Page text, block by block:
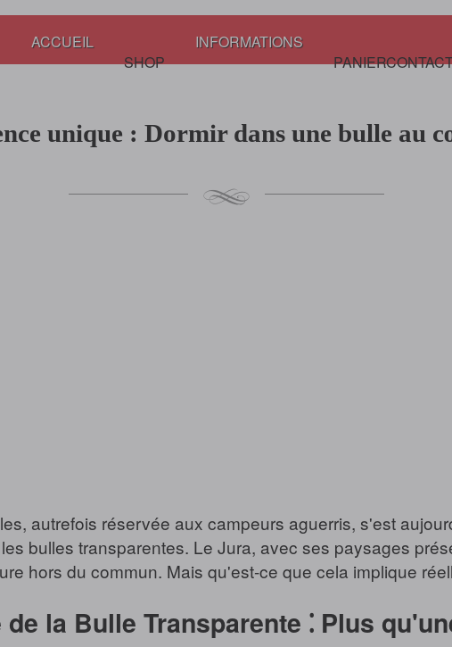
ACCUEIL
SHOP
INFORMATIONS
PANIER
unique : Dormir dans une bulle au
autrefois réservée aux campeurs aguerris, s'est
bulles transparentes. Le Jura, avec ses paysages
hors du commun. Mais qu'est-ce que cela implique
la Bulle Transparente ⁚ Plus